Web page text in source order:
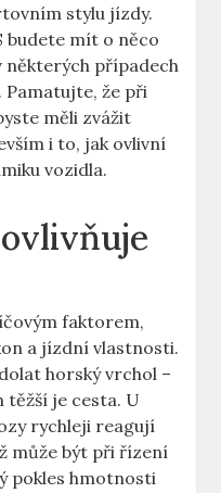
stylu jízdy.
budete mít o něco
některých případech
že při
měli zvážit
i to, jak ovlivní
vozidla.
faktorem,
a jízdní vlastnosti.
horský vrchol –
těžší je cesta. U
rychleji reagují
může být při řízení
pokles hmotnosti